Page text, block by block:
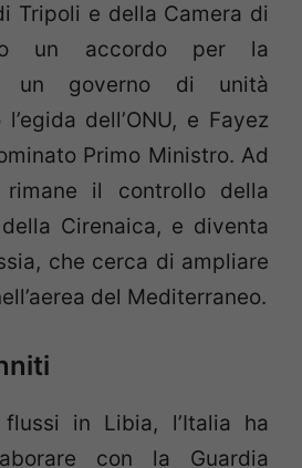
Tripoli e della Camera di
un accordo per la
un governo di unità
dell’ONU, e Fayez
Primo Ministro. Ad
rimane il controllo della
Cirenaica, e diventa
che cerca di ampliare
del Mediterraneo.
in Libia, l’Italia ha
con la Guardia